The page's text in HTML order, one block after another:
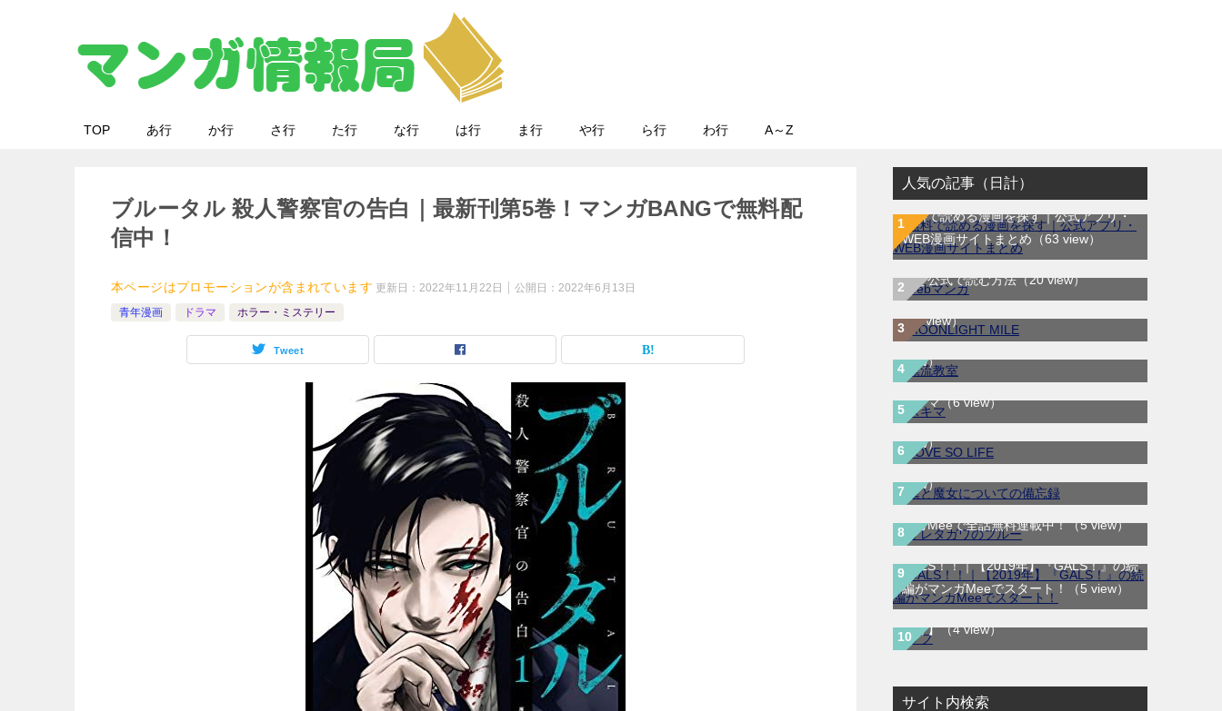
TOP あ行 か行 さ行 た行 な行 は行 ま行 や行 ら行 わ行 A～Z
ブルータル 殺人警察官の告白｜最新刊第5巻！マンガBANGで無料配
信中！
本ページはプロモーションが含まれています 更新日：2022年11月22日 公開日：2022年6月13日
青年漫画
ドラマ ホラー・ミステリー
Tweet
人気の記事（日計）
無料で読める漫画を探す｜公式アプリ・
WEB漫画サイトまとめ （63 view）
WEB漫画サイト一覧｜ブラウザで無料漫
画を公式で読む方法（20 view）
MOONLIGHT MILE｜最新刊第23巻！マ
ンガワンで最新刊まで全巻無料配信中！
（7 view）
漂流教室｜全6巻完結！サンデーうぇぶり
で最終巻まで全巻無料配信中！（6
view）
スキマ（6 view）
LOVE SO LIFE｜全17巻完結！マンガ
Parkで最終巻まで全巻無料配信中！（5
view）
僕と魔女についての備忘録｜全5巻完結！
マンガワンで全話無料連載開始！（5
view）
サレタガワのブルー｜最新刊第5巻！妻の
不倫から始まる物語の結末やいかに！マ
ンガMeeで全話無料連載中！（5 view）
GALS！！｜【2019年】『GALS！』の続
編がマンガMeeでスタート！
（5 view）
ラフ（ROUGH） 感想レビュー｜水泳×青
春×恋がまっすぐ刺さる名作【読む方法も
紹介】（4 view）
サイト内検索